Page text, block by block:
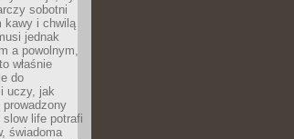
sobotni
kawy i chwilą
jednak
a powolnym,
właśnie
do
uczy, jak
slow life potrafi
świadoma